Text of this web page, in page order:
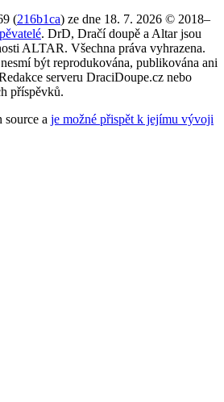
(216b1ca) ze dne 18. 7. 2026 © 2018–
. DrD, Dračí doupě a Altar jsou
ALTAR. Všechna práva vyhrazena.
být reprodukována, publikována ani
serveru DraciDoupe.cz nebo
příspěvků.
source a je možné přispět k jejímu vývoji